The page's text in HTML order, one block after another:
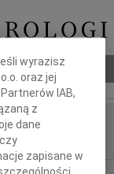
wyrazisz
oraz jej
IAB,
z
dane
zapisane w